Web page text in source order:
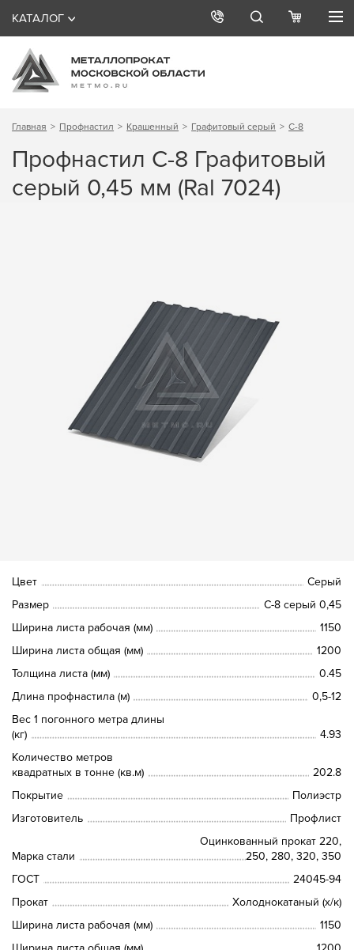
КАТАЛОГ
Главная Профнастил Крашенный Графитовый серый С-8
Профнастил С-8 Графитовый
серый 0,45 мм (Ral 7024)
Цвет
Серый
Размер
С-8 серый 0,45
Ширина листа рабочая (мм)
1150
Ширина листа общая (мм)
1200
Толщина листа (мм)
0.45
Длина профнастила (м)
0,5-12
Вес 1 погонного метра длины
(кг)
4.93
Количество метров
квадратных в тонне (кв.м)
202.8
Покрытие
Полиэстр
Изготовитель
Профлист
Марка стали
Оцинкованный прокат 220,
250, 280, 320, 350
ГОСТ
24045-94
Прокат
Холоднокатаный (х/к)
Ширина листа рабочая (мм)
1150